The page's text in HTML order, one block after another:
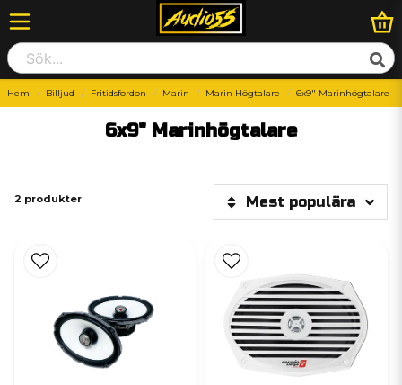
Hem Billjud Fritidsfordon Marin Marin Högtalare 6x9" Marinhögtalare
6x9" Marinhögtalare
2 produkter Mest populära